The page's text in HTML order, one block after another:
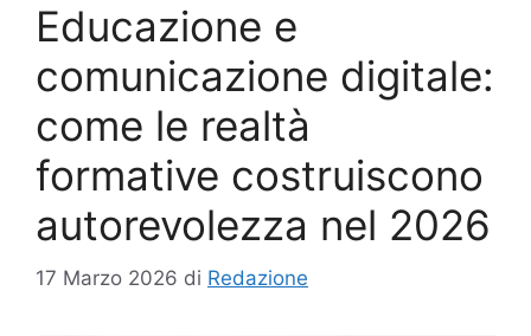
Educazione e
comunicazione digitale:
come le realtà
formative costruiscono
autorevolezza nel 2026
17 Marzo 2026 di Redazione